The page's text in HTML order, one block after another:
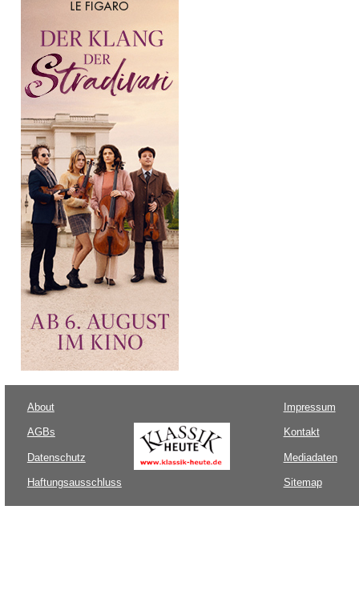
About
AGBs
Datenschutz
Haftungsausschluss
Impressum
Kontakt
Mediadaten
Sitemap